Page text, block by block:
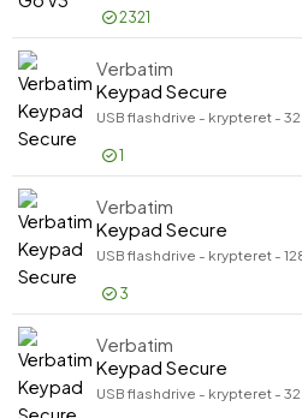
2321
Verbatim
Keypad Secure
USB flashdrive - krypteret - 32
1
Verbatim
Keypad Secure
USB flashdrive - krypteret -
3
Verbatim
Keypad Secure
USB flashdrive - krypteret - 32